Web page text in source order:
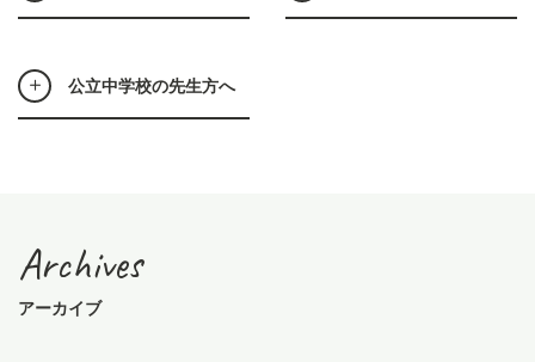
公立中学校の先生方へ
Archives
アーカイブ